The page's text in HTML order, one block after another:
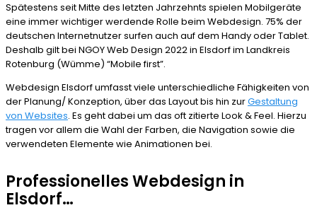
Spätestens seit Mitte des letzten Jahrzehnts spielen Mobilgeräte
eine immer wichtiger werdende Rolle beim Webdesign. 75% der
deutschen Internetnutzer surfen auch auf dem Handy oder Tablet.
Deshalb gilt bei NGOY Web Design 2022 in Elsdorf im Landkreis
Rotenburg (Wümme) “Mobile first”.
Webdesign Elsdorf umfasst viele unterschiedliche Fähigkeiten von
der Planung/ Konzeption, über das Layout bis hin zurGestaltung
von Websites. Es geht dabei um das oft zitierte Look & Feel. Hierzu
tragen vor allem die Wahl der Farben, die Navigation sowie die
verwendeten Elemente wie Animationen bei.
Professionelles Webdesign in
Elsdorf…